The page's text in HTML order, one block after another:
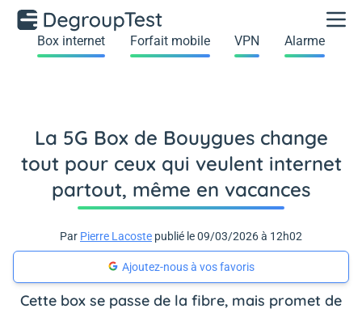
Box internet Forfait mobile VPN Alarme
La 5G Box de Bouygues change
tout pour ceux qui veulent internet
partout, même en vacances
Par Pierre Lacoste publié le 09/03/2026 à 12h02
Ajoutez-nous à vos favoris
Cette box se passe de la fibre, mais promet de